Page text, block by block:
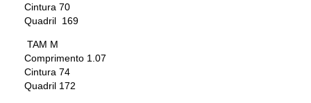
Cintura 70
Quadril 169
TAM M
Comprimento 1.07
Cintura 74
Quadril 172